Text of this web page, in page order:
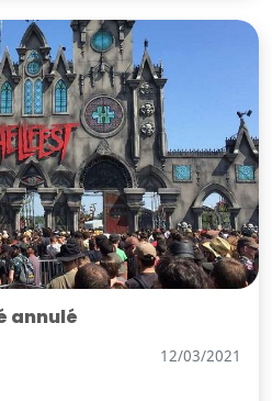
annulé
12/03/2021